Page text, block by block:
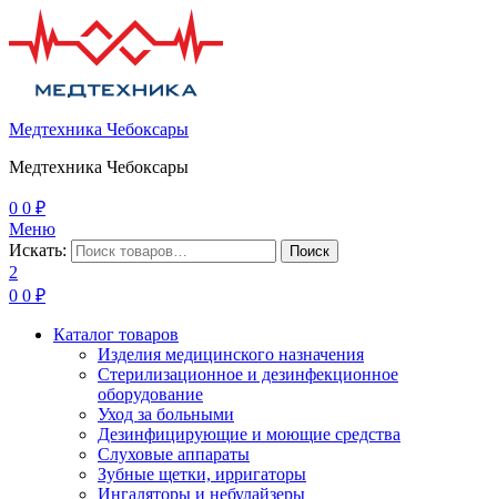
Медтехника Чебоксары
Медтехника Чебоксары
0 0 ₽
Меню
Искать:
Поиск
2
0 0 ₽
Каталог товаров
Изделия медицинского назначения
Стерилизационное и дезинфекционное
оборудование
Уход за больными
Дезинфицирующие и моющие средства
Слуховые аппараты
Зубные щетки, ирригаторы
Ингаляторы и небулайзеры